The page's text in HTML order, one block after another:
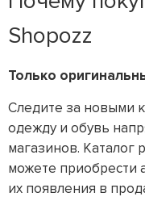
Shopozz
Только
Следите за новыми
одежду и обувь
магазинов. Каталог
можете приобрести
их появления в